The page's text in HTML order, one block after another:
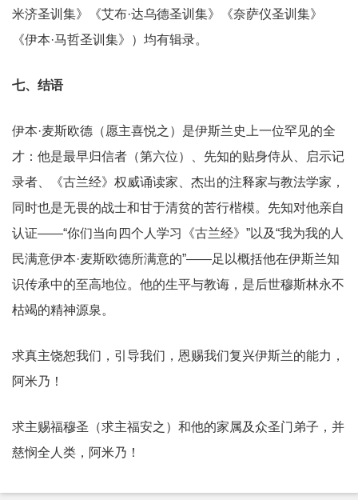
米济圣训集》《艾布·达乌德圣训集》《奈萨仪圣训集》
《伊本·马哲圣训集》）均有辑录。
七、结语
伊本·麦斯欧德（愿主喜悦之）是伊斯兰史上一位罕见的全
才：他是最早归信者（第六位）、先知的贴身侍从、启示记
录者、《古兰经》权威诵读家、杰出的注释家与教法学家，
同时也是无畏的战士和甘于清贫的苦行楷模。先知对他亲自
认证——“你们当向四个人学习《古兰经》”以及“我为我的人
民满意伊本·麦斯欧德所满意的”——足以概括他在伊斯兰知
识传承中的至高地位。他的生平与教诲，是后世穆斯林永不
枯竭的精神源泉。
求真主饶恕我们，引导我们，恩赐我们复兴伊斯兰的能力，
阿米乃！
求主赐福穆圣（求主福安之）和他的家属及众圣门弟子，并
慈悯全人类，阿米乃！